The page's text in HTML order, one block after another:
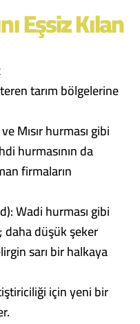
Eşsiz Kılan
tarım bölgelerine
Mısır hurması gibi
hurmasının da
firmaların
Wadi hurması gibi
düşük şeker
sarı bir halkaya
için yeni bir